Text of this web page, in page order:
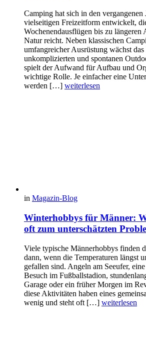
Camping hat sich in den vergangenen
vielseitigen Freizeitform entwickelt,
Wochenendausflügen bis zu längeren
Natur reicht. Neben klassischen
umfangreicher Ausrüstung wächst das
unkomplizierten und spontanen
spielt der Aufwand für Aufbau und
wichtige Rolle. Je einfacher eine
werden […] weiterlesen
in Magazin-Blog
Winterhobbys für Männer:
oft zum unterschätzten
Viele typische Männerhobbys finden
dann, wenn die Temperaturen längst
gefallen sind. Angeln am Seeufer,
Besuch im Fußballstadion,
Garage oder ein früher Morgen im
diese Aktivitäten haben eines
wenig und steht oft […] weiterlesen